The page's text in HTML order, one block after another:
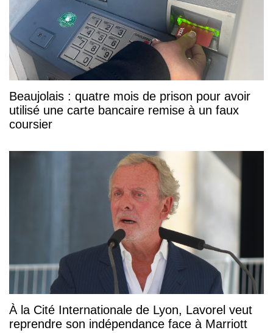
Beaujolais : quatre mois de prison pour avoir
utilisé une carte bancaire remise à un faux
coursier
À la Cité Internationale de Lyon, Lavorel veut
reprendre son indépendance face à Marriott